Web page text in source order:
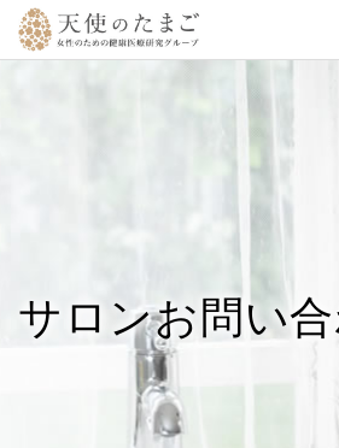
サロンお問い